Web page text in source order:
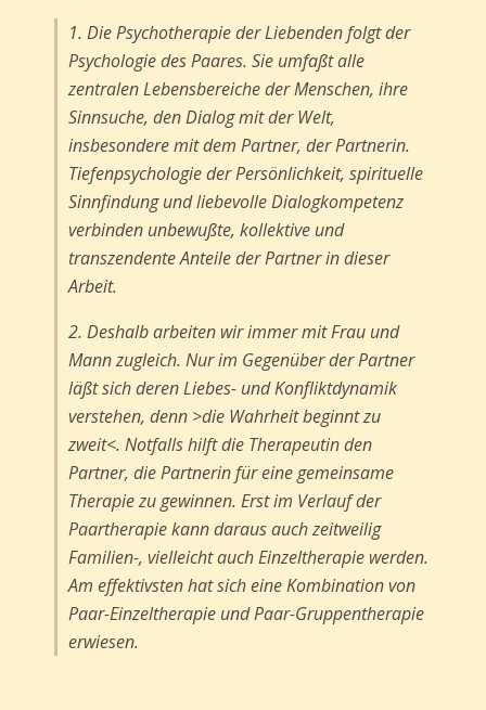
1. Die Psychotherapie der Liebenden folgt der
Psychologie des Paares. Sie umfaßt alle
zentralen Lebensbereiche der Menschen, ihre
Sinnsuche, den Dialog mit der Welt,
insbesondere mit dem Partner, der Partnerin.
Tiefenpsychologie der Persönlichkeit, spirituelle
Sinnfindung und liebevolle Dialogkompetenz
verbinden unbewußte, kollektive und
transzendente Anteile der Partner in dieser
Arbeit.
2. Deshalb arbeiten wir immer mit Frau und
Mann zugleich. Nur im Gegenüber der Partner
läßt sich deren Liebes- und Konfliktdynamik
verstehen, denn >die Wahrheit beginnt zu
zweit<. Notfalls hilft die Therapeutin den
Partner, die Partnerin für eine gemeinsame
Therapie zu gewinnen. Erst im Verlauf der
Paartherapie kann daraus auch zeitweilig
Familien-, vielleicht auch Einzeltherapie werden.
Am effektivsten hat sich eine Kombination von
Paar-Einzeltherapie und Paar-Gruppentherapie
erwiesen.